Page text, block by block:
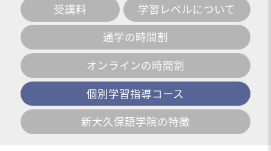
受講料
学習レベルについて
通学の時間割
オンラインの時間割
個別学習指導コース
新大久保語学院の特徴